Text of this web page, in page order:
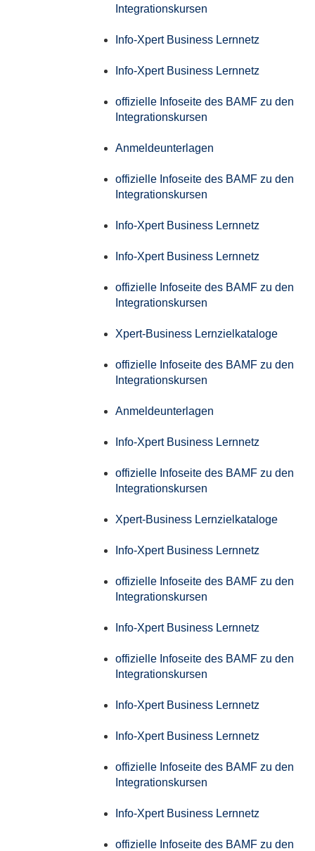
Integrationskursen
Info-Xpert Business Lernnetz
Info-Xpert Business Lernnetz
offizielle Infoseite des BAMF zu den
Integrationskursen
Anmeldeunterlagen
offizielle Infoseite des BAMF zu den
Integrationskursen
Info-Xpert Business Lernnetz
Info-Xpert Business Lernnetz
offizielle Infoseite des BAMF zu den
Integrationskursen
Xpert-Business Lernzielkataloge
offizielle Infoseite des BAMF zu den
Integrationskursen
Anmeldeunterlagen
Info-Xpert Business Lernnetz
offizielle Infoseite des BAMF zu den
Integrationskursen
Xpert-Business Lernzielkataloge
Info-Xpert Business Lernnetz
offizielle Infoseite des BAMF zu den
Integrationskursen
Info-Xpert Business Lernnetz
offizielle Infoseite des BAMF zu den
Integrationskursen
Info-Xpert Business Lernnetz
Info-Xpert Business Lernnetz
offizielle Infoseite des BAMF zu den
Integrationskursen
Info-Xpert Business Lernnetz
offizielle Infoseite des BAMF zu den